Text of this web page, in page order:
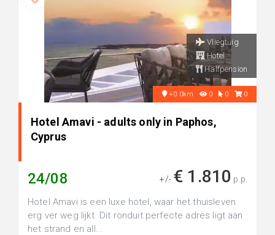
Vliegtuig
Hotel
Halfpension
+0.0km 0 0 0
Hotel Amavi - adults only in Paphos,
Cyprus
24/08 +/- € 1.810 p.p.
Hotel Amavi is een luxe hotel, waar het thuisleven
erg ver weg lijkt. Dit ronduit perfecte adres ligt aan
het strand en all...